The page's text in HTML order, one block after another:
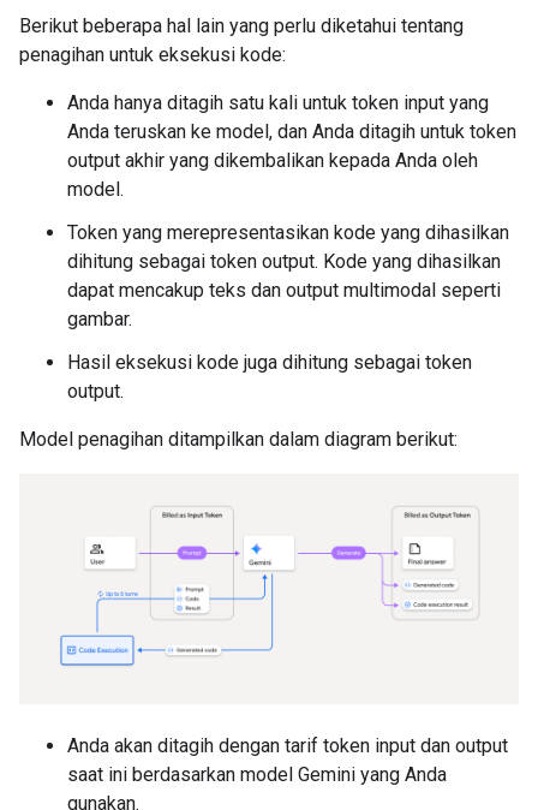
Berikut beberapa hal lain yang perlu diketahui tentang
penagihan untuk eksekusi kode:
Anda hanya ditagih satu kali untuk token input yang
Anda teruskan ke model, dan Anda ditagih untuk token
output akhir yang dikembalikan kepada Anda oleh
model.
Token yang merepresentasikan kode yang dihasilkan
dihitung sebagai token output. Kode yang dihasilkan
dapat mencakup teks dan output multimodal seperti
gambar.
Hasil eksekusi kode juga dihitung sebagai token
output.
Model penagihan ditampilkan dalam diagram berikut:
Anda akan ditagih dengan tarif token input dan output
saat ini berdasarkan model Gemini yang Anda
gunakan.